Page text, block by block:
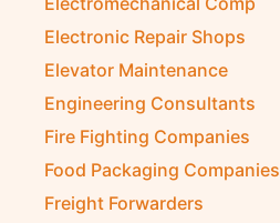
Electronic Repair Shops
Elevator Maintenance
Engineering Consultants
Fire Fighting Companies
Food Packaging Companies
Freight Forwarders